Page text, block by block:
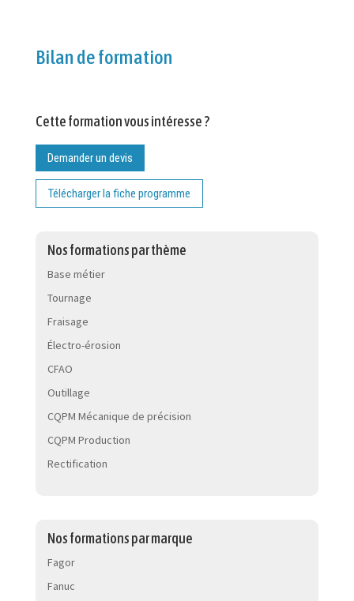
Bilan de formation
Cette formation vous intéresse ?
Demander un devis
Télécharger la fiche programme
Nos formations par thème
Base métier
Tournage
Fraisage
Électro-érosion
CFAO
Outillage
CQPM Mécanique de précision
CQPM Production
Rectification
Nos formations par marque
Fagor
Fanuc